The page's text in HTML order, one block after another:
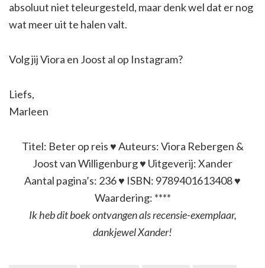
absoluut niet teleurgesteld, maar denk wel dat er nog
wat meer uit te halen valt.
Volg jij Viora en Joost al op Instagram?
Liefs,
Marleen
Titel: Beter op reis ♥ Auteurs: Viora Rebergen &
Joost van Willigenburg ♥ Uitgeverij: Xander
Aantal pagina’s: 236 ♥ ISBN: 9789401613408 ♥
Waardering: ****
Ik heb dit boek ontvangen als recensie-exemplaar,
dankjewel Xander!